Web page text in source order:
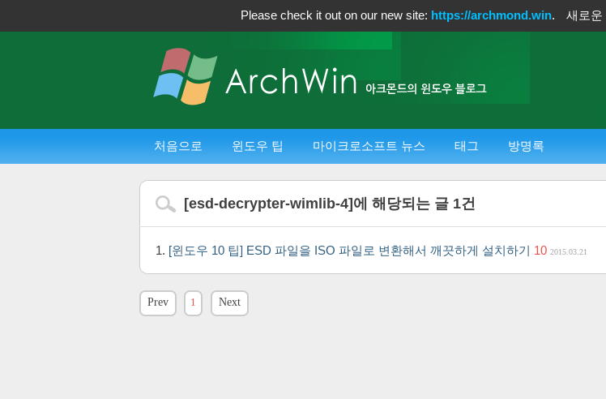
Please check it out on our new site: https://archmond.win. 새로운
처음으로 윈도우 팁 마이크로소프트 뉴스 태그 방명록
[esd-decrypter-wimlib-4]에 해당되는 글 1건
[윈도우 10 팁] ESD 파일을 ISO 파일로 변환해서 깨끗하게 설치하기 10 2015.03.21
Prev 1 Next